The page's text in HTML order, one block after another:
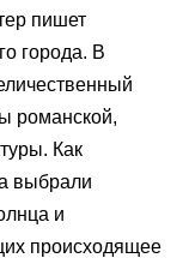
пишет
города. В
романской,
Как
выбрали
и
происходящее